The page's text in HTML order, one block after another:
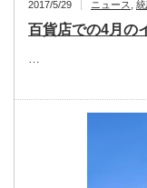
2017/5/29 ニュース
百貨店での4月の